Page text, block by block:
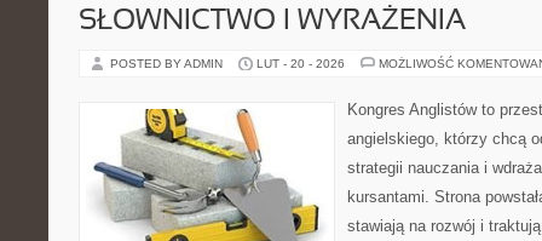
SŁOWNICTWO I WYRAŻENIA
POSTED BY ADMIN LUT - 20 - 2026 MOŻLIWOŚĆ
Kongres Anglistów to
angielskiego, którzy chcą
strategii nauczania i
kursantami. Strona
stawiają na rozwój i